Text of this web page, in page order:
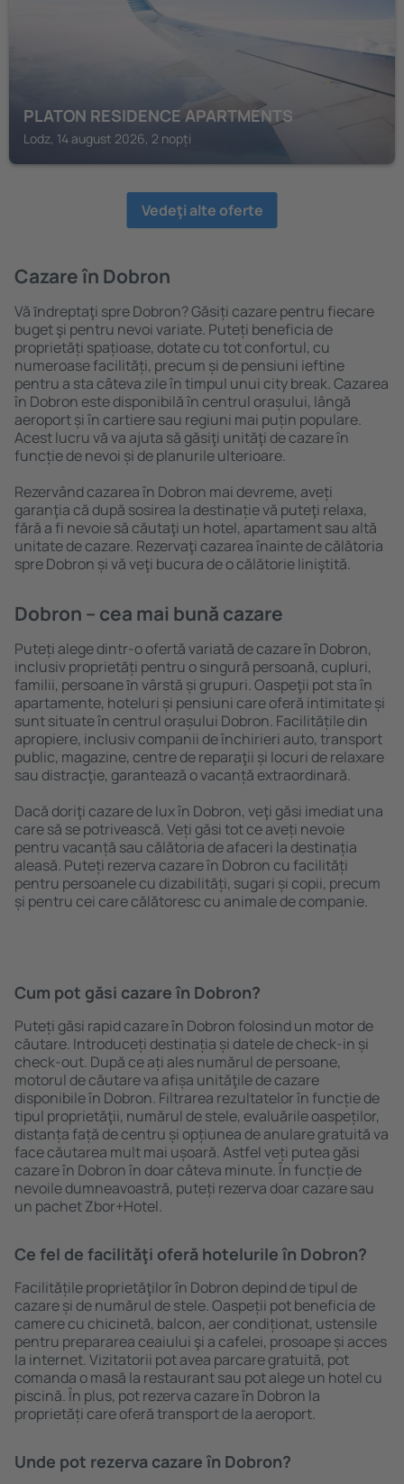
PLATON RESIDENCE APARTMENTS
Lodz, 14 august 2026, 2 nopți
Vedeţi alte oferte
Cazare în Dobron
Vă ȋndreptaţi spre Dobron? Găsiți cazare pentru fiecare
buget şi pentru nevoi variate. Puteți beneficia de
proprietăți spațioase, dotate cu tot confortul, cu
numeroase facilități, precum și de pensiuni ieftine
pentru a sta câteva zile în timpul unui city break. Cazarea
în Dobron este disponibilă în centrul orașului, lângă
aeroport și în cartiere sau regiuni mai puțin populare.
Acest lucru vă va ajuta să găsiţi unităţi de cazare în
funcție de nevoi și de planurile ulterioare.
Rezervând cazarea în Dobron mai devreme, aveți
garanţia că după sosirea la destinație vă puteţi relaxa,
fără a fi nevoie să căutaţi un hotel, apartament sau altă
unitate de cazare. Rezervaţi cazarea înainte de călătoria
spre Dobron și vă veţi bucura de o călătorie liniştită.
Dobron – cea mai bună cazare
Puteți alege dintr-o ofertă variată de cazare în Dobron,
inclusiv proprietăți pentru o singură persoană, cupluri,
familii, persoane ȋn vârstă și grupuri. Oaspeţii pot sta în
apartamente, hoteluri și pensiuni care oferă intimitate și
sunt situate în centrul orașului Dobron. Facilitățile din
apropiere, inclusiv companii de închirieri auto, transport
public, magazine, centre de reparaţii și locuri de relaxare
sau distracţie, garantează o vacanță extraordinară.
Dacă doriţi cazare de lux în Dobron, veţi găsi imediat una
care să se potrivească. Veți găsi tot ce aveți nevoie
pentru vacanță sau călătoria de afaceri la destinația
aleasă. Puteți rezerva cazare în Dobron cu facilități
pentru persoanele cu dizabilități, sugari și copii, precum
și pentru cei care călătoresc cu animale de companie.
Cum pot găsi cazare în Dobron?
Puteți găsi rapid cazare în Dobron folosind un motor de
căutare. Introduceți destinația și datele de check-in și
check-out. După ce ați ales numărul de persoane,
motorul de căutare va afișa unităţile de cazare
disponibile în Dobron. Filtrarea rezultatelor în funcție de
tipul proprietăţii, numărul de stele, evaluările oaspeților,
distanța față de centru și opțiunea de anulare gratuită va
face căutarea mult mai ușoară. Astfel veți putea găsi
cazare în Dobron în doar câteva minute. În funcție de
nevoile dumneavoastră, puteți rezerva doar cazare sau
un pachet Zbor+Hotel.
Ce fel de facilităţi oferă hotelurile în Dobron?
Facilitățile proprietăţilor în Dobron depind de tipul de
cazare și de numărul de stele. Oaspeții pot beneficia de
camere cu chicinetă, balcon, aer condiționat, ustensile
pentru prepararea ceaiului şi a cafelei, prosoape și acces
la internet. Vizitatorii pot avea parcare gratuită, pot
comanda o masă la restaurant sau pot alege un hotel cu
piscină. În plus, pot rezerva cazare în Dobron la
proprietăți care oferă transport de la aeroport.
Unde pot rezerva cazare în Dobron?